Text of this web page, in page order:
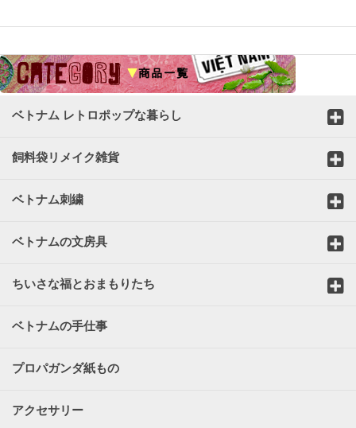
ベトナム レトロポップな暮らし
飼料袋リメイク雑貨
ベトナム刺繍
ベトナムの文房具
ちいさな福とおまもりたち
ベトナムの手仕事
プロパガンダ紙もの
アクセサリー